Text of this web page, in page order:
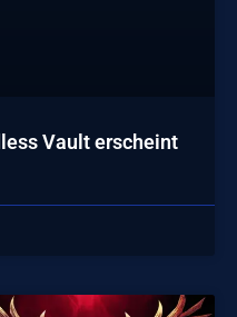
Vault erscheint